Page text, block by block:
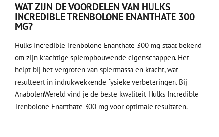
WAT ZIJN DE VOORDELEN VAN HULKS
INCREDIBLE TRENBOLONE ENANTHATE 300
MG?
Hulks Incredible Trenbolone Enanthate 300 mg staat bekend
om zijn krachtige spieropbouwende eigenschappen. Het
helpt bij het vergroten van spiermassa en kracht, wat
resulteert in indrukwekkende fysieke verbeteringen. Bij
AnabolenWereld vind je de beste kwaliteit Hulks Incredible
Trenbolone Enanthate 300 mg voor optimale resultaten.